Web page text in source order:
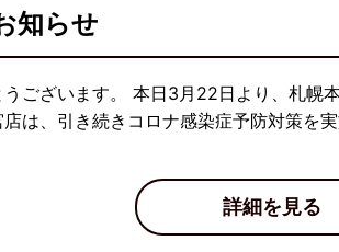
知らせ
ございます。 本日3月22日より、札幌
は、引き続きコロナ感染症予防対策を
詳細を見る